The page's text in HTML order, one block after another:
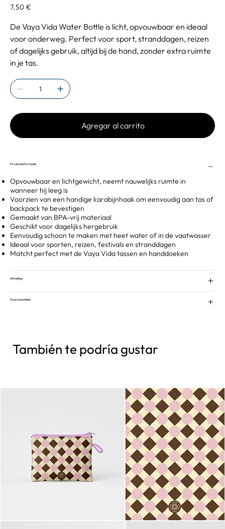
Precio
7,50 €
De Vaya Vida Water Bottle is licht, opvouwbaar en ideaal
voor onderweg. Perfect voor sport, stranddagen, reizen
of dagelijks gebruik, altijd bij de hand, zonder extra ruimte
in je tas.
Agregar al carrito
Productinformatie
Opvouwbaar en lichtgewicht, neemt nauwelijks ruimte in
wanneer hij leeg is
Voorzien van een handige karabijnhaak om eenvoudig aan tas of
backpack te bevestigen
Gemaakt van BPA-vrij materiaal
Geschikt voor dagelijks hergebruik
Eenvoudig schoon te maken met heet water of in de vaatwasser
Ideaal voor sporten, reizen, festivals en stranddagen
Matcht perfect met de Vaya Vida tassen en handdoeken
Afmeting
Duurzaamheid
También te podría gustar